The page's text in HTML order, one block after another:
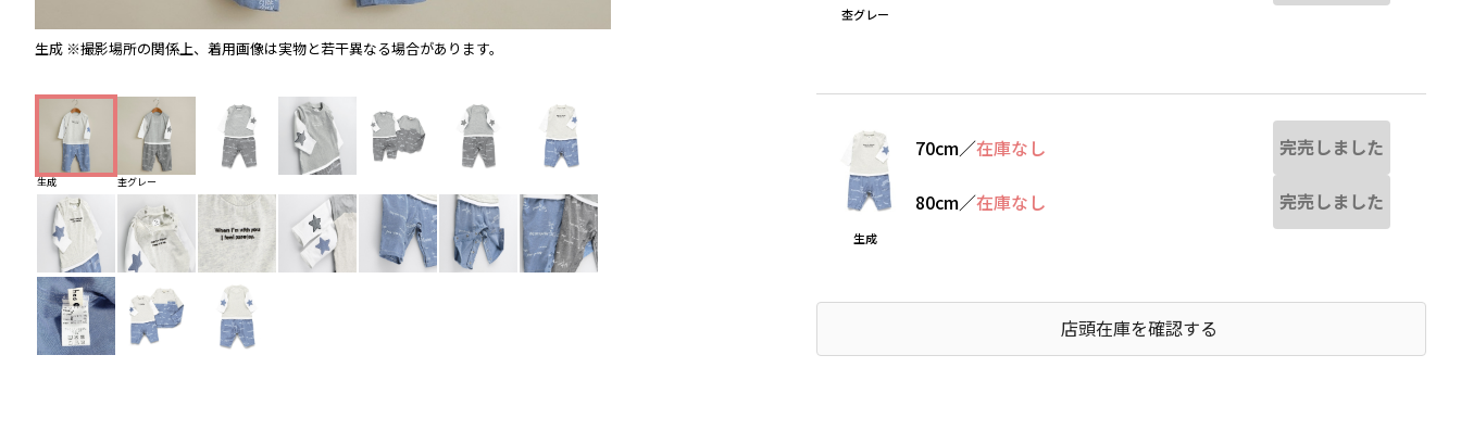
生成 ※撮影場所の関係上、着用画像は実物と若干異なる場合があります。
生成 杢グレー
杢グレー
生成
70cm／在庫なし 完売しました
80cm／在庫なし 完売しました
店頭在庫を確認する